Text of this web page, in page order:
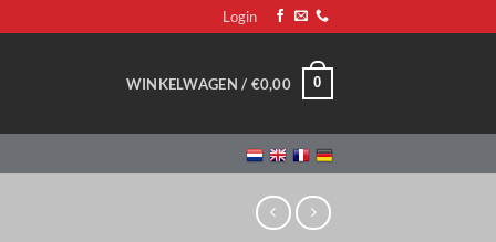
Login
WINKELWAGEN / €0,00 0